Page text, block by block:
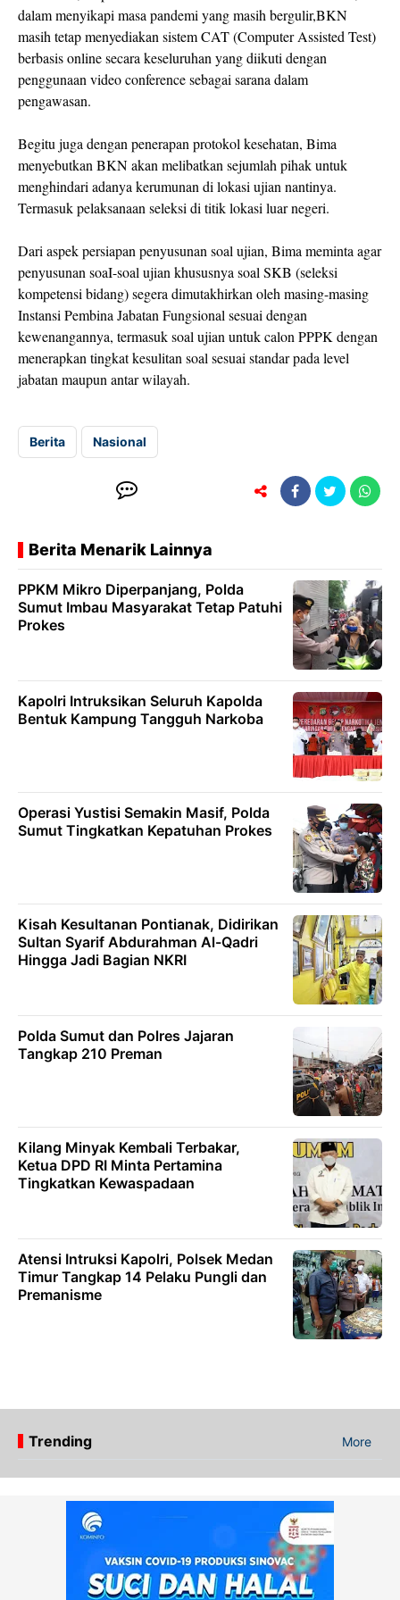
dalam menyikapi masa pandemi yang masih bergulir,BKN
masih tetap menyediakan sistem CAT (Computer Assisted Test)
berbasis online secara keseluruhan yang diikuti dengan
penggunaan video conference sebagai sarana dalam
pengawasan.
Begitu juga dengan penerapan protokol kesehatan, Bima
menyebutkan BKN akan melibatkan sejumlah pihak untuk
menghindari adanya kerumunan di lokasi ujian nantinya.
Termasuk pelaksanaan seleksi di titik lokasi luar negeri.
Dari aspek persiapan penyusunan soal ujian, Bima meminta agar
penyusunan soaI-soal ujian khususnya soal SKB (seleksi
kompetensi bidang) segera dimutakhirkan oleh masing-masing
Instansi Pembina Jabatan Fungsional sesuai dengan
kewenangannya, termasuk soal ujian untuk calon PPPK dengan
menerapkan tingkat kesulitan soal sesuai standar pada level
jabatan maupun antar wilayah.
Berita Nasional
Berita Menarik Lainnya
PPKM Mikro Diperpanjang, Polda
Sumut Imbau Masyarakat Tetap Patuhi
Prokes
Kapolri Intruksikan Seluruh Kapolda
Bentuk Kampung Tangguh Narkoba
Operasi Yustisi Semakin Masif, Polda
Sumut Tingkatkan Kepatuhan Prokes
Kisah Kesultanan Pontianak, Didirikan
Sultan Syarif Abdurahman Al-Qadri
Hingga Jadi Bagian NKRI
Polda Sumut dan Polres Jajaran
Tangkap 210 Preman
Kilang Minyak Kembali Terbakar,
Ketua DPD RI Minta Pertamina
Tingkatkan Kewaspadaan
Atensi Intruksi Kapolri, Polsek Medan
Timur Tangkap 14 Pelaku Pungli dan
Premanisme
Trending More